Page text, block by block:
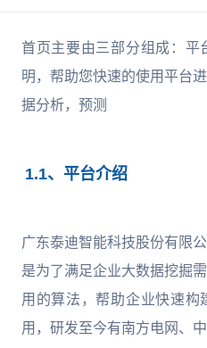
首页主要由三部分组成：平
明，帮助您快速的使用平台
据分析，预测
1.1、平台介绍
广东泰迪智能科技股份有限
是为了满足企业大数据挖掘
用的算法，帮助企业快速构
用，研发至今有南方电网、